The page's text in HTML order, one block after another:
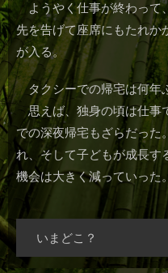
ようやく仕事が終わって
先を告げて座席にもたれか
が入る。
タクシーでの帰宅は何年
思えば、独身の頃は仕事
での深夜帰宅もざらだった
れ、そして子どもが成長す
機会は大きく減っていった。
いまどこ？